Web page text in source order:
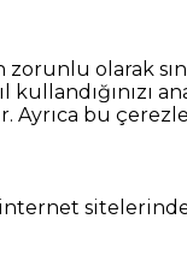
olarak
bu
internet